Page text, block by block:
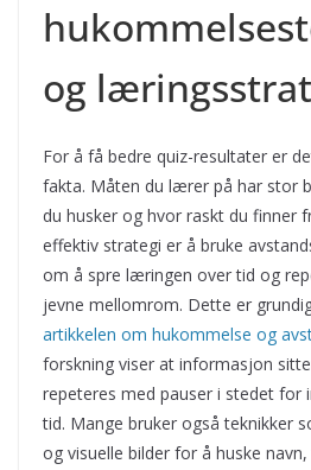
og
For å få bedre quiz-resultater er
fakta. Måten du lærer på har stor
du husker og hvor raskt du finner
effektiv strategi er å bruke
om å spre læringen over tid og
jevne mellomrom. Dette er
artikkelen om hukommelse og
forskning viser at informasjon
repeteres med pauser i stedet for
tid. Mange bruker også teknikker
og visuelle bilder for å huske